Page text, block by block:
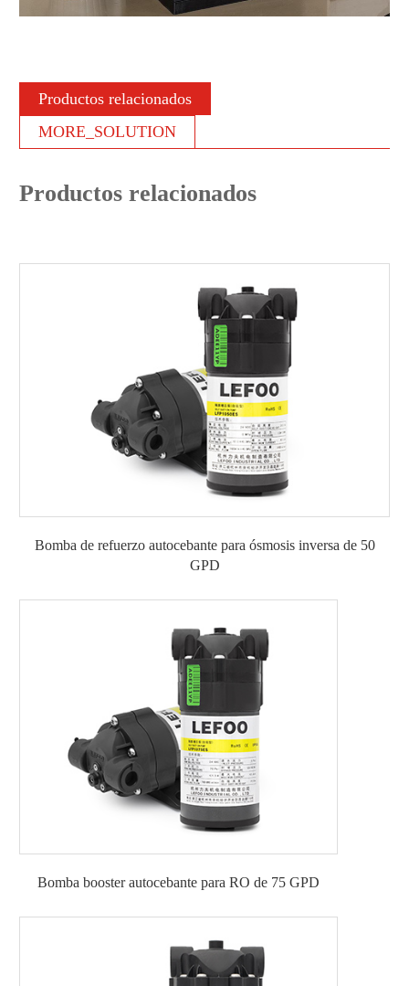
Productos relacionados
MORE_SOLUTION
Productos relacionados
Bomba de refuerzo autocebante para ósmosis inversa de 50
GPD
Bomba booster autocebante para RO de 75 GPD